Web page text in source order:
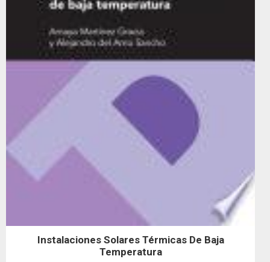
Instalaciones Solares Térmicas De Baja
Temperatura